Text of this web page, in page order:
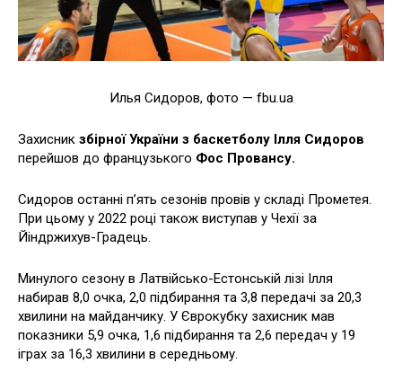
Илья Сидоров, фото — fbu.ua
Захисник збірної України з баскетболу Ілля Сидоров
перейшов до французького Фос Провансу.
Сидоров останні п’ять сезонів провів у складі Прометея.
При цьому у 2022 році також виступав у Чехії за
Йіндржихув-Градець.
Минулого сезону в Латвійсько-Естонській лізі Ілля
набирав 8,0 очка, 2,0 підбирання та 3,8 передачі за 20,3
хвилини на майданчику. У Єврокубку захисник мав
показники 5,9 очка, 1,6 підбирання та 2,6 передач у 19
іграх за 16,3 хвилини в середньому.